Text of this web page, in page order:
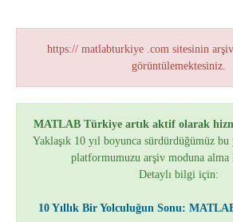
https:// matlabturkiye .com sitesinin
görüntülemektesiniz.
MATLAB Türkiye artık aktif olarak
Yaklaşık 10 yıl boyunca sürdürdüğümüz
platformumuzu arşiv moduna alma
Detaylı bilgi için:
10 Yıllık Bir Yolculuğun Sonu: